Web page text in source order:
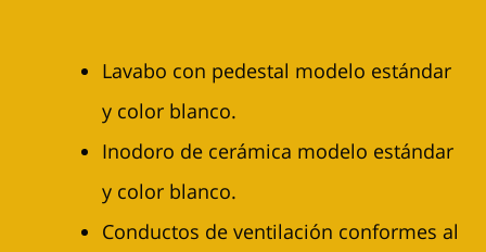
Lavabo con pedestal modelo estándar
y color blanco.
Inodoro de cerámica modelo estándar
y color blanco.
Conductos de ventilación conformes al